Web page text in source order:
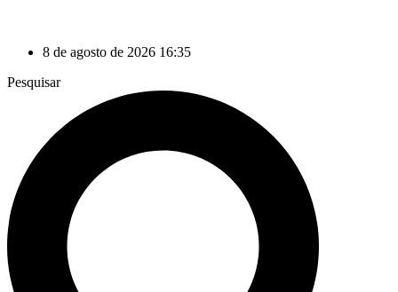
8 de agosto de 2026 16:35
Pesquisar